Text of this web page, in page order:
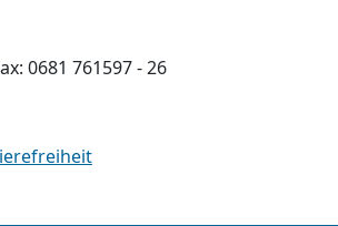
0681 761597 - 26